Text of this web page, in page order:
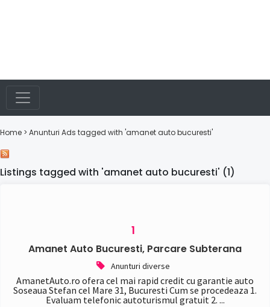
Home > Anunturi Ads tagged with 'amanet auto bucuresti'
Listings tagged with 'amanet auto bucuresti' (1)
1
Amanet Auto Bucuresti, Parcare Subterana
Anunturi diverse
AmanetAuto.ro ofera cel mai rapid credit cu garantie auto
Soseaua Stefan cel Mare 31, Bucuresti Cum se procedeaza 1.
Evaluam telefonic autoturismul gratuit 2. ...